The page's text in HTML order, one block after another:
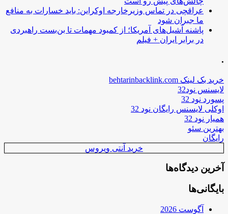
عراقچی در تماس وزیرخارجه اوکراین: باید خسارات به منافع
ما جبران شود
پاشنه آشیل‌های آمریکا؛ از کمبود مهمات تا بن‌بست راهبردی
در برابر ایران + فیلم
.
خرید بک لینک behtarinbacklink.com
لایسنس نود32
پسورد نود 32
اوکلی لایسنس رایگان نود 32
همیار نود 32
بهترین سئو
رایگان
خرید آنتی ویروس
آخرین دیدگاه‌ها
بایگانی‌ها
آگوست 2026